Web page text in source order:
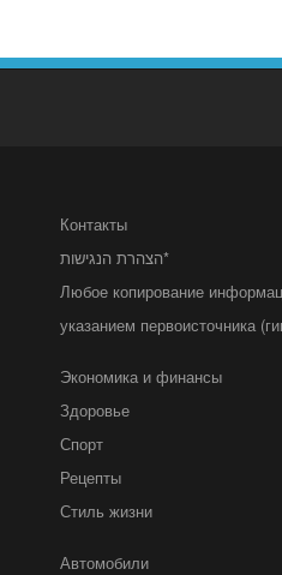
Контакты
הצהרת הנגישות*
Любое копирование
указанием первоисточника
Экономика и финансы
Здоровье
Спорт
Рецепты
Стиль жизни
Автомобили